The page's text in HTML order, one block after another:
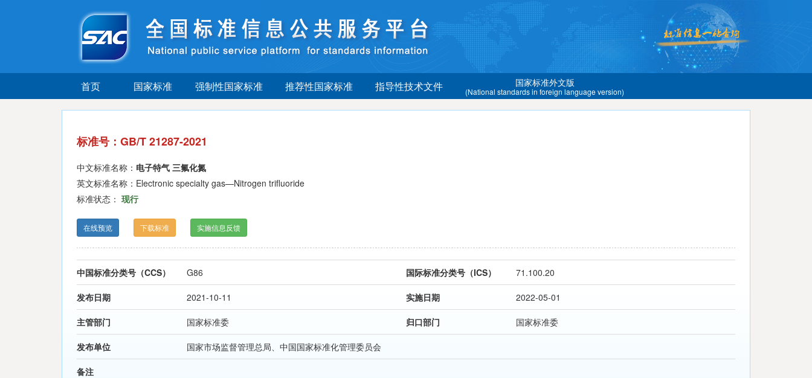
首页 国家标准 强制性国家标准 推荐性国家标准 指导性技术文件 国家标准外文版
(National standards in foreign language version)
标准号：GB/T 21287-2021
中文标准名称： 电子特气 三氟化氮
英文标准名称：Electronic specialty gas—Nitrogen trifluoride
标准状态： 现行
在线预览 下载标准 实施信息反馈
中国标准分类号（CCS） G86 国际标准分类号（ICS） 71.100.20
发布日期 2021-10-11 实施日期 2022-05-01
主管部门 国家标准委 归口部门 国家标准委
发布单位 国家市场监督管理总局、中国国家标准化管理委员会
备注